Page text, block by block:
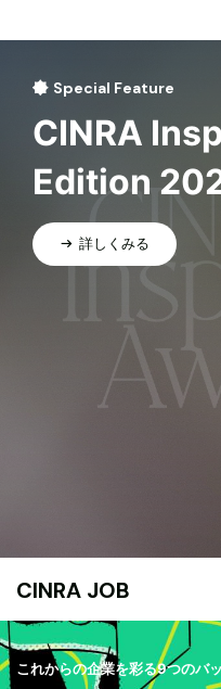
Special Feature
CINRA
Edition
詳しくみる
CINRA JOB
これからの企業を彩る9つのバ